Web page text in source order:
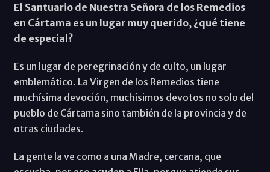
El Santuario de Nuestra Señora de los Remedios
en Cártama es un lugar muy querido, ¿qué tiene
de especial?
Es un lugar de peregrinación y de culto, un lugar
emblemático. La Virgen de los Remedios tiene
muchísima devoción, muchísimos devotos no solo del
pueblo de Cártama sino también de la provincia y de
otras ciudades.
La gente la ve como a una Madre, cercana, que